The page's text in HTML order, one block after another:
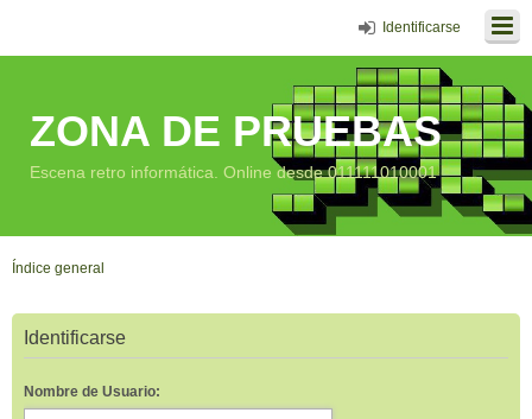
Identificarse
ZONA DE PRUEBAS
Escena retro informática. Online desde 011111010001
Índice general
Identificarse
Nombre de Usuario: